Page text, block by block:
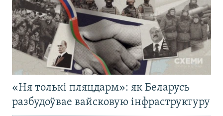
«Ня толькі пляцдарм»: як Беларусь
разбудоўвае вайсковую інфраструктуру